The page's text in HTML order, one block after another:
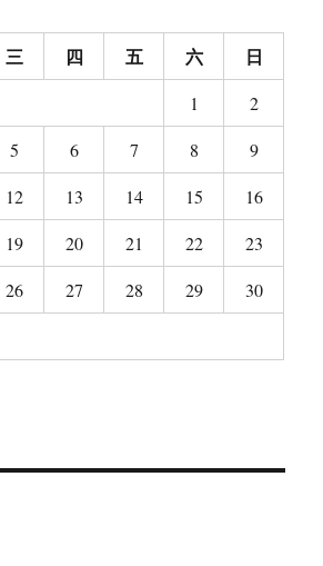
三 四 五 六 日
1
2
5 6 7 8
9
12 13 14 15
16
19 20 21 22
23
26 27 28 29
30